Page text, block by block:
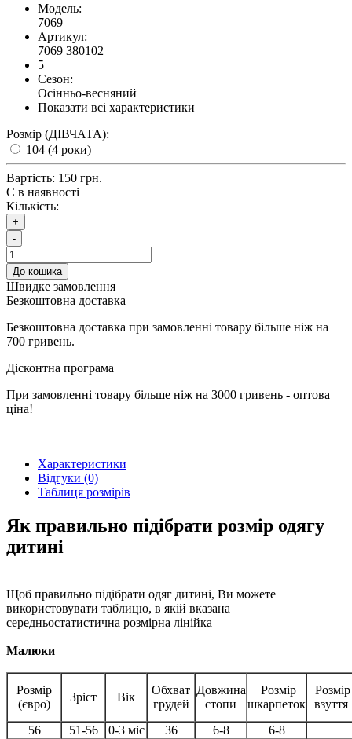
Модель:
7069
Артикул:
7069 380102
5
Сезон:
Осінньо-весняний
Показати всі характеристики
Розмір (ДІВЧАТА):
104 (4 роки)
Вартість: 150 грн.
Є в наявності
Кількість:
+
-
До кошика
Швидке замовлення
Безкоштовна доставка
Безкоштовна доставка при замовленні товару більше ніж на
700 гривень.
Дісконтна програма
При замовленні товару більше ніж на 3000 гривень - оптова
ціна!
Характеристики
Відгуки (0)
Таблиця розмірів
Як правильно підібрати розмір одягу
дитині
Щоб правильно підібрати одяг дитині, Ви можете
використовувати таблицю, в якій вказана
середньостатистична розмірна лінійка
Малюки
Розмір
(євро)
Зріст Вік
Обхват
грудей
Довжина
стопи
Розмір
шкарпеток
Розмір
взуття
56
51-56 0-3 міс 36 6-8
6-8